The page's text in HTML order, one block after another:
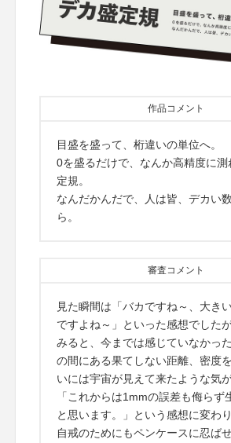
作品コメント
目盛を盛って、桁違いの単位へ。
0を盛るだけで、なんか高精度に測
定規。
なんだかんだで、人は皆、デカい
ら。
審査コメント
見た瞬間は「バカですね～、大き
ですよね～」といった感想でした
みると、今までは感じていなかっ
の間にある果てしない距離、密度
いには宇宙が見えて来たような気
「これからは1mmの誤差も侮らず
と思います。」という感想に変わり
自戒のためにもペンケースに忍ば